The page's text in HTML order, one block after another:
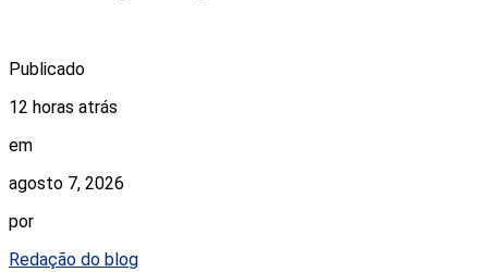
Publicado
12 horas atrás
em
agosto 7, 2026
por
Redação do blog